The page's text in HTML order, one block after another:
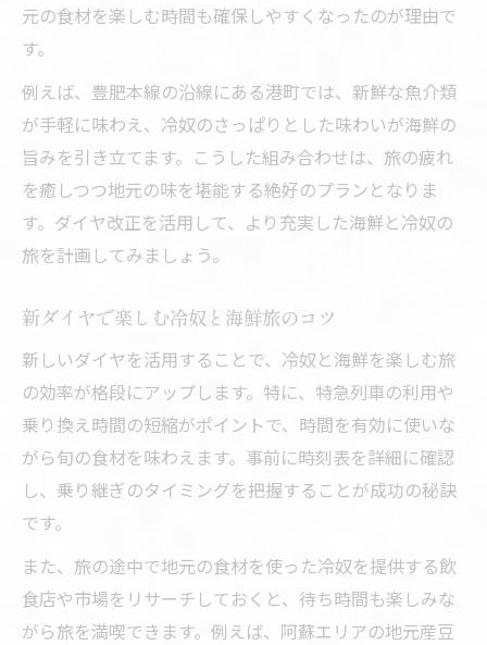
元の食材を楽しむ時間も確保しやすくなったのが理由で
す。
例えば、豊肥本線の沿線にある港町では、新鮮な魚介類
が手軽に味わえ、冷奴のさっぱりとした味わいが海鮮の
旨みを引き立てます。こうした組み合わせは、旅の疲れ
を癒しつつ地元の味を堪能する絶好のプランとなりま
す。ダイヤ改正を活用して、より充実した海鮮と冷奴の
旅を計画してみましょう。
新ダイヤで楽しむ冷奴と海鮮旅のコツ
新しいダイヤを活用することで、冷奴と海鮮を楽しむ旅
の効率が格段にアップします。特に、特急列車の利用や
乗り換え時間の短縮がポイントで、時間を有効に使いな
がら旬の食材を味わえます。事前に時刻表を詳細に確認
し、乗り継ぎのタイミングを把握することが成功の秘訣
です。
また、旅の途中で地元の食材を使った冷奴を提供する飲
食店や市場をリサーチしておくと、待ち時間も楽しみな
がら旅を満喫できます。例えば、阿蘇エリアの地元産豆